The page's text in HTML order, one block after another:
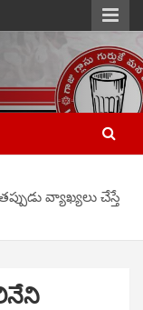
వ్యాఖ్యలు చేస్తే